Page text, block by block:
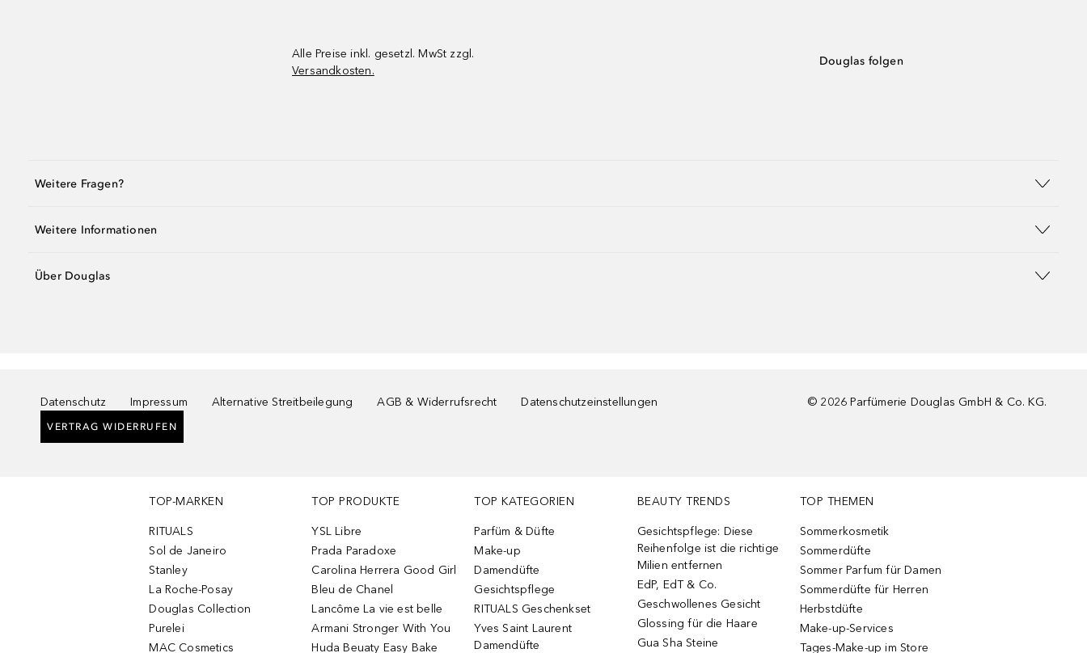
Alle Preise inkl. gesetzl. MwSt zzgl.
Versandkosten.
Douglas folgen
Weitere Fragen?
Weitere Informationen
Über Douglas
Datenschutz Impressum Alternative Streitbeilegung AGB & Widerrufsrecht Datenschutzeinstellungen
VERTRAG WIDERRUFEN
© 2026 Parfümerie Douglas GmbH & Co. KG.
TOP-MARKEN
RITUALS
Sol de Janeiro
Stanley
La Roche-Posay
Douglas Collection
Purelei
MAC Cosmetics
TOP PRODUKTE
YSL Libre
Prada Paradoxe
Carolina Herrera Good Girl
Bleu de Chanel
Lancôme La vie est belle
Armani Stronger With You
Huda Beuaty Easy Bake
TOP KATEGORIEN
Parfüm & Düfte
Make-up
Damendüfte
Gesichtspflege
RITUALS Geschenkset
Yves Saint Laurent
Damendüfte
BEAUTY TRENDS
Gesichtspflege: Diese
Reihenfolge ist die richtige
Milien entfernen
EdP, EdT & Co.
Geschwollenes Gesicht
Glossing für die Haare
Gua Sha Steine
TOP THEMEN
Sommerkosmetik
Sommerdüfte
Sommer Parfum für Damen
Sommerdüfte für Herren
Herbstdüfte
Make-up-Services
Tages-Make-up im Store